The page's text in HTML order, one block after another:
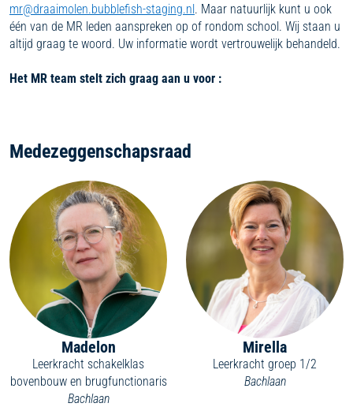
mr@draaimolen.bubblefish-staging.nl. Maar natuurlijk kunt u ook
één van de MR leden aanspreken op of rondom school. Wij staan u
altijd graag te woord. Uw informatie wordt vertrouwelijk behandeld.
Het MR team stelt zich graag aan u voor :
Medezeggenschapsraad
Madelon
Leerkracht schakelklas
bovenbouw en brugfunctionaris
Bachlaan
Mirella
Leerkracht groep 1/2
Bachlaan